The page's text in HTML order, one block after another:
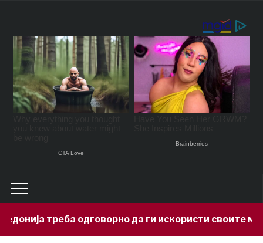
треба одговорно да ги искористи своите